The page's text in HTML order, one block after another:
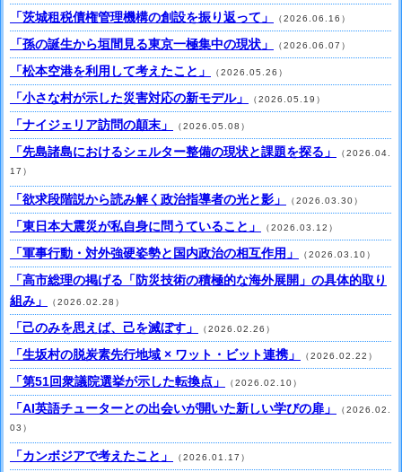
「茨城租税債権管理機構の創設を振り返って」 （2026.06.16）
「孫の誕生から垣間見る東京一極集中の現状」 （2026.06.07）
「松本空港を利用して考えたこと」 （2026.05.26）
「小さな村が示した災害対応の新モデル」 （2026.05.19）
「ナイジェリア訪問の顛末」 （2026.05.08）
「先島諸島におけるシェルター整備の現状と課題を探る」 （2026.04.
17）
「欲求段階説から読み解く政治指導者の光と影」
（2026.03.30）
「東日本大震災が私自身に問うていること」 （2026.03.12）
「軍事行動・対外強硬姿勢と国内政治の相互作用」 （2026.03.10）
「高市総理の掲げる「防災技術の積極的な海外展開」の具体的取り
組み」
（2026.02.28）
「己のみを思えば、己を滅ぼす」 （2026.02.26）
「生坂村の脱炭素先行地域 × ワット・ビット連携」 （2026.02.22）
「第51回衆議院選挙が示した転換点」 （2026.02.10）
「AI英語チューターとの出会いが開いた新しい学びの扉」 （2026.02.
03）
「カンボジアで考えたこと」
（2026.01.17）